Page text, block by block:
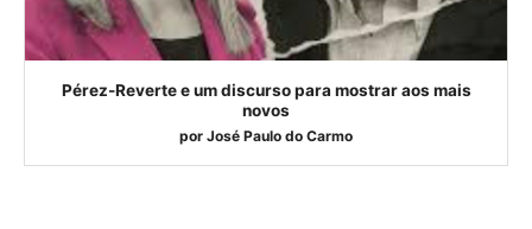
Pérez-Reverte e um discurso para mostrar aos mais
novos
por José Paulo do Carmo